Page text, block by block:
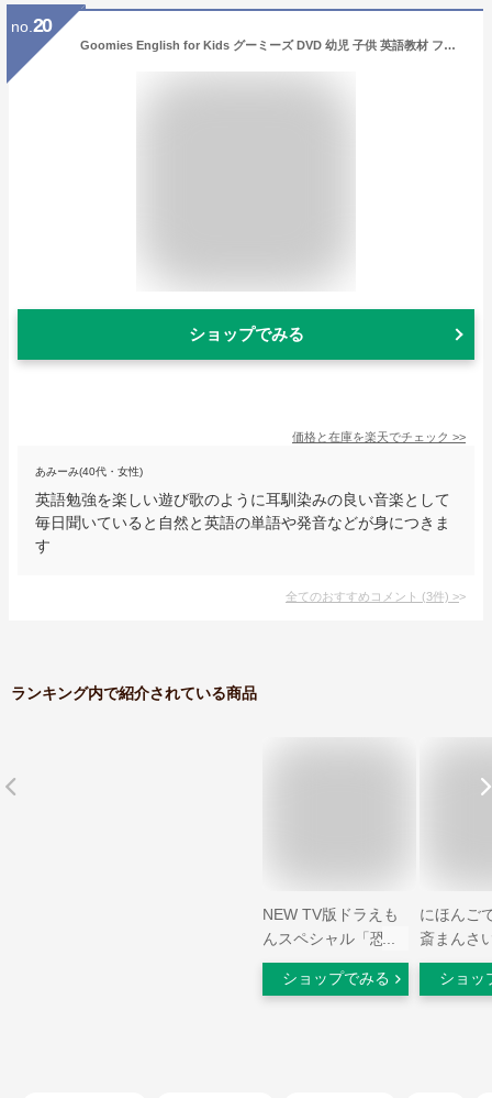
no. 20
Goomies English for Kids グーミーズ DVD 幼児 子供 英語教材 フラッシュカード 英語耳 英語 子供英語 おすすめ 英語歌 英語の歌 アニメ 絵本 英会話 歌 マザーグース 教材 知育玩具 おもちゃ 1歳 1歳半 2歳 3歳 4歳 5歳 6歳 7歳 小学生 かわいい 恐竜 誕生日 プレゼント
ショップでみる
価格と在庫を楽天でチェック >>
あみーみ(40代・女性)
英語勉強を楽しい遊び歌のように耳馴染みの良い音楽として
毎日聞いていると自然と英語の単語や発音などが身につきま
す
全てのおすすめコメント (3件) >
ランキング内で紹介されている商品
NEW TV版ドラえも
んスペシャル「恐竜
ワールド大探検」
[DVD]
ショップでみる
にほんご
斎まんさ
ショッ